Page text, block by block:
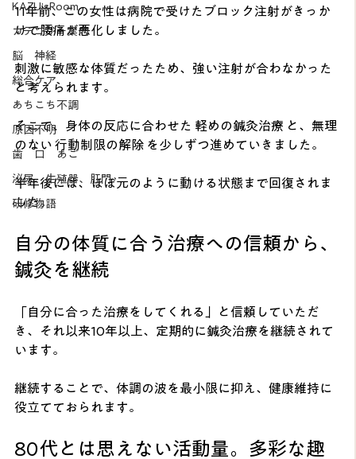
KAZU’sRoom
カテゴリー案内
脳 神経
総合ケア
あちこち不調
原因不明
歯 口 あご
泌尿、生殖器、肛門
研修物語
11年前、この女性は病院で受けたブロック注射がきっか
けで腰痛が悪化しました。
刺激に敏感な体質だったため、強い注射が合わなかった
と考えられます。
そこで、身体の反応に合わせた 軽めの鍼灸治療 と、無理
のない 行動制限の解除 を少しずつ進めていきました。
半年後には、ほぼ元のように動ける状態まで回復されま
した。
自分の体質に合う治療への信頼から、
鍼灸を継続
「自分に合った治療をしてくれる」と信頼していただ
き、それ以来10年以上、定期的に鍼灸治療を継続されて
います。
継続することで、体調の波を最小限に抑え、健康維持に
役立てておられます。
80代とは思えない活動量。多彩な趣